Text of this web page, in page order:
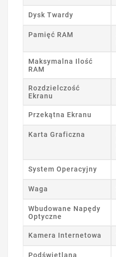
Dysk Twardy
Pamięć RAM
Maksymalna Ilość
RAM
Rozdzielczość
Ekranu
Przekątna Ekranu
Karta Graficzna
System Operacyjny
Waga
Wbudowane Napędy
Optyczne
Kamera Internetowa
Podświetlana